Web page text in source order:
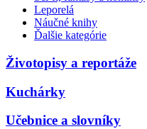
Leporelá
Náučné knihy
Ďalšie kategórie
Životopisy a reportáže
Kuchárky
Učebnice a slovníky